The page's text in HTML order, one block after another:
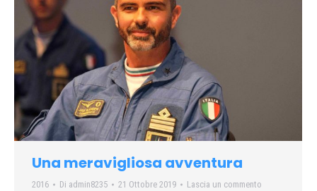
Una meravigliosa avventura
2016 Di admin8235 21 Ottobre 2019 Lascia un commento